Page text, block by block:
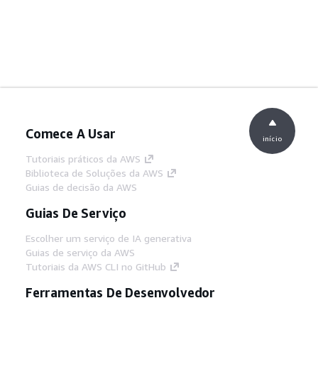
Comece A Usar
Tutoriais práticos da AWS
Biblioteca de Soluções da AWS
Guias de decisão da AWS
Guias De Serviço
Escolher um serviço de IA generativa
Guias de serviço da AWS
Tutoriais da AWS CLI no GitHub
Ferramentas De Desenvolvedor
início